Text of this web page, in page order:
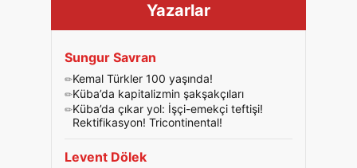
Yazarlar
Sungur Savran
Kemal Türkler 100 yaşında!
Küba’da kapitalizmin şakşakçıları
Küba’da çıkar yol: İşçi-emekçi teftişi!
Rektifikasyon! Tricontinental!
Levent Dölek